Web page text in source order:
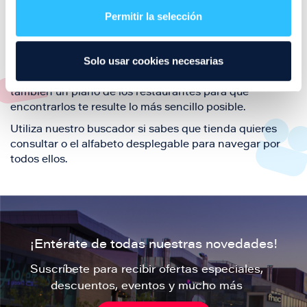
Permitir la selección
Solo usar cookies necesarias
también de nuestra oferta de ocio y shopping durante
podrás encontrar toda la información necesaria de
cada una de nuestras marcas. Sus datos de contacto y
también un plano de los restaurantes para que
encontrarlos te resulte lo más sencillo posible.
Utiliza nuestro buscador si sabes que tienda quieres
consultar o el alfabeto desplegable para navegar por
todos ellos.
¡Entérate de todas nuestras novedades!
Suscríbete para recibir ofertas especiales,
descuentos, eventos y mucho más